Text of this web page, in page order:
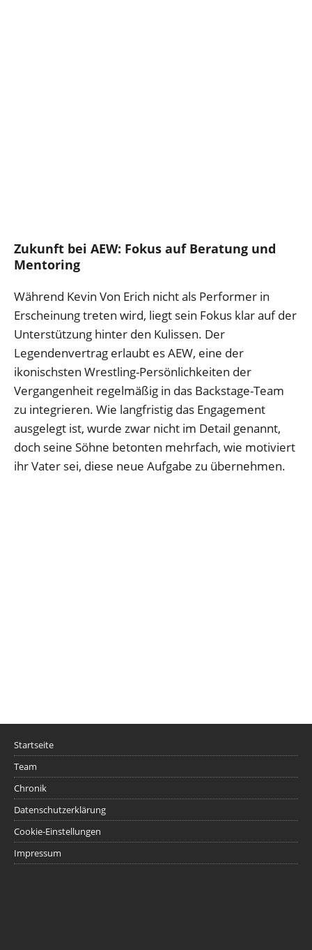
Zukunft bei AEW: Fokus auf Beratung und
Mentoring
Während Kevin Von Erich nicht als Performer in
Erscheinung treten wird, liegt sein Fokus klar auf der
Unterstützung hinter den Kulissen. Der
Legendenvertrag erlaubt es AEW, eine der
ikonischsten Wrestling-Persönlichkeiten der
Vergangenheit regelmäßig in das Backstage-Team
zu integrieren. Wie langfristig das Engagement
ausgelegt ist, wurde zwar nicht im Detail genannt,
doch seine Söhne betonten mehrfach, wie motiviert
ihr Vater sei, diese neue Aufgabe zu übernehmen.
Startseite
Team
Chronik
Datenschutzerklärung
Cookie-Einstellungen
Impressum